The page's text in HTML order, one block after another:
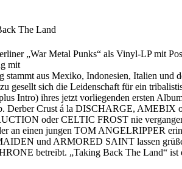
The Land
„War Metal Punks“ als Vinyl-LP mit
mit
stammt aus Mexiko, Indonesien, Italien
gesellt sich die Leidenschaft für ein
Intro) ihres jetzt vorliegenden ersten
Derber Crust á la DISCHARGE,
oder CELTIC FROST nie
an einen jungen TOM ANGELRIPPER
und ARMORED SAINT lassen
betreibt. „Taking Back The Land“ ist